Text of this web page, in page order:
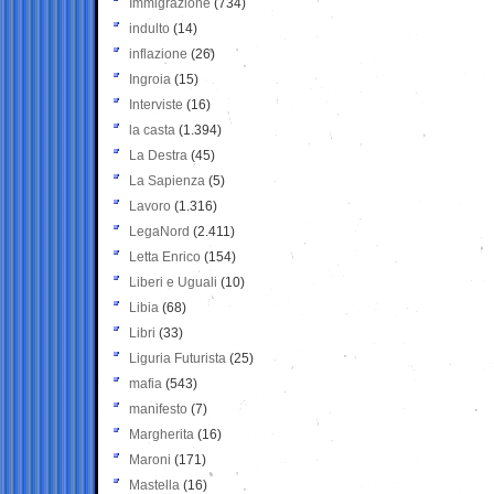
Immigrazione (734)
indulto (14)
inflazione (26)
Ingroia (15)
Interviste (16)
la casta (1.394)
La Destra (45)
La Sapienza (5)
Lavoro (1.316)
LegaNord (2.411)
Letta Enrico (154)
Liberi e Uguali (10)
Libia (68)
Libri (33)
Liguria Futurista (25)
mafia (543)
manifesto (7)
Margherita (16)
Maroni (171)
Mastella (16)